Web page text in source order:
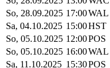
So, 28.09.2025 17:00WAL
Sa, 04.10.2025 15:00HST
So, 05.10.2025 12:00POS
So, 05.10.2025 16:00WAL
Sa, 11.10.2025 15:30POS